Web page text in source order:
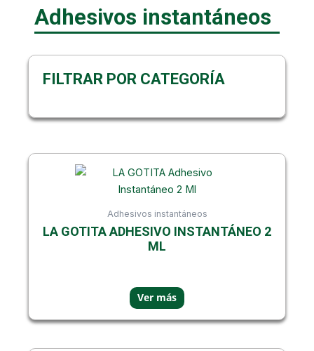
Adhesivos instantáneos
FILTRAR POR CATEGORÍA
Adhesivos instantáneos
LA GOTITA ADHESIVO INSTANTÁNEO 2
ML